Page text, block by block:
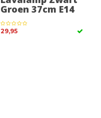
Groen 37cm E14
29,95